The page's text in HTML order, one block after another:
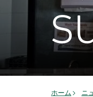
ホーム ニ